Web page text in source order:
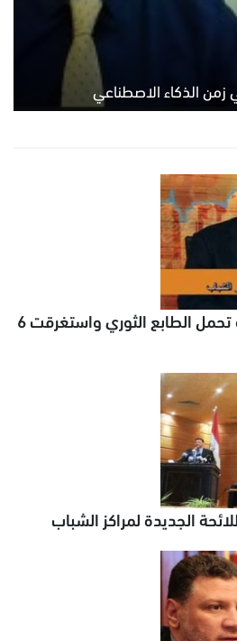
زمن الذكاء الاصطناعي
الشباب: اللائحة الجديدة تحمل الطابع الثوري واستغرقت 6
الجديدة لمراكز الشباب